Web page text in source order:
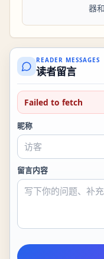
器
READER MESSAGES
读者留言
Failed to fetch
昵称
留言内容